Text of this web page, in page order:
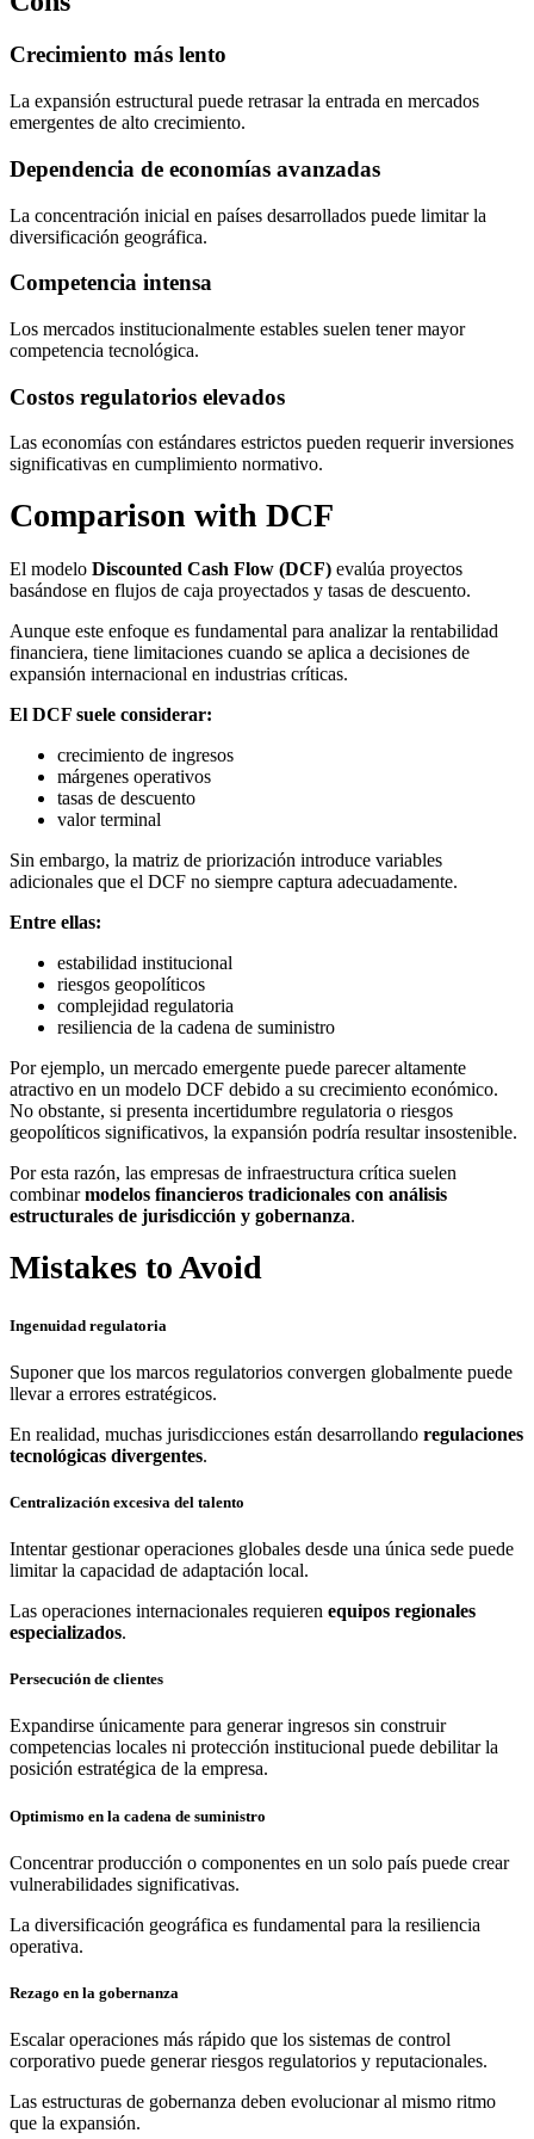
Crecimiento más lento
La expansión estructural puede retrasar la entrada en mercados
emergentes de alto crecimiento.
Dependencia de economías avanzadas
La concentración inicial en países desarrollados puede limitar la
diversificación geográfica.
Competencia intensa
Los mercados institucionalmente estables suelen tener mayor
competencia tecnológica.
Costos regulatorios elevados
Las economías con estándares estrictos pueden requerir inversiones
significativas en cumplimiento normativo.
Comparison with DCF
El modelo Discounted Cash Flow (DCF) evalúa proyectos
basándose en flujos de caja proyectados y tasas de descuento.
Aunque este enfoque es fundamental para analizar la rentabilidad
financiera, tiene limitaciones cuando se aplica a decisiones de
expansión internacional en industrias críticas.
El DCF suele considerar:
crecimiento de ingresos
márgenes operativos
tasas de descuento
valor terminal
Sin embargo, la matriz de priorización introduce variables
adicionales que el DCF no siempre captura adecuadamente.
Entre ellas:
estabilidad institucional
riesgos geopolíticos
complejidad regulatoria
resiliencia de la cadena de suministro
Por ejemplo, un mercado emergente puede parecer altamente
atractivo en un modelo DCF debido a su crecimiento económico.
No obstante, si presenta incertidumbre regulatoria o riesgos
geopolíticos significativos, la expansión podría resultar insostenible.
Por esta razón, las empresas de infraestructura crítica suelen
combinarmodelos financieros tradicionales con análisis
estructurales de jurisdicción y gobernanza.
Mistakes to Avoid
Ingenuidad regulatoria
Suponer que los marcos regulatorios convergen globalmente puede
llevar a errores estratégicos.
En realidad, muchas jurisdicciones están desarrollando regulaciones
tecnológicas divergentes.
Centralización excesiva del talento
Intentar gestionar operaciones globales desde una única sede puede
limitar la capacidad de adaptación local.
Las operaciones internacionales requieren equipos regionales
especializados.
Persecución de clientes
Expandirse únicamente para generar ingresos sin construir
competencias locales ni protección institucional puede debilitar la
posición estratégica de la empresa.
Optimismo en la cadena de suministro
Concentrar producción o componentes en un solo país puede crear
vulnerabilidades significativas.
La diversificación geográfica es fundamental para la resiliencia
operativa.
Rezago en la gobernanza
Escalar operaciones más rápido que los sistemas de control
corporativo puede generar riesgos regulatorios y reputacionales.
Las estructuras de gobernanza deben evolucionar al mismo ritmo
que la expansión.